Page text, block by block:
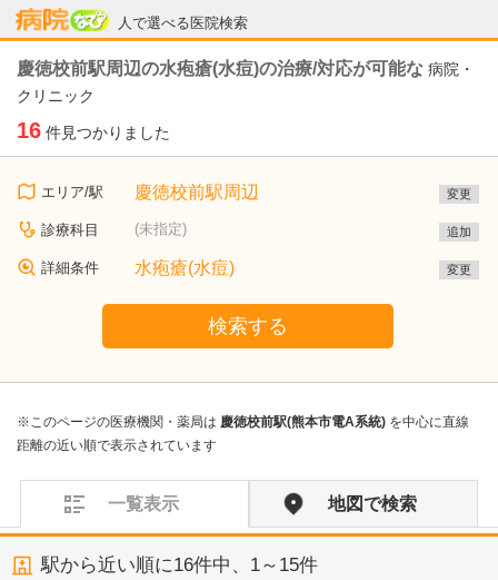
人で選べる医院検索
病院なび
慶徳校前駅周辺の水疱瘡(水痘)の治療/対応が可能な 病院・
クリニック
16 件見つかりました
エリア/駅 慶徳校前駅周辺 変更
診療科目 (未指定) 追加
詳細条件 水疱瘡(水痘) 変更
検索する
※このページの医療機関・薬局は 慶徳校前駅(熊本市電A系統) を中心に直線
距離の近い順で表示されています
一覧表示 地図で検索
駅から近い順に16件中、 1～15件